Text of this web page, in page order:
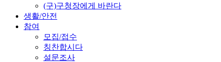
(구)구청장에게 바란다
생활/안전
참여
모집/접수
칭찬합시다
설문조사